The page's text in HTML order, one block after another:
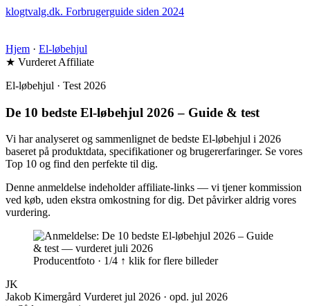
klogtvalg.dk. Forbrugerguide siden 2024
Hjem · El-løbehjul
★ Vurderet Affiliate
El-løbehjul · Test 2026
De 10 bedste El-løbehjul 2026 – Guide & test
Vi har analyseret og sammenlignet de bedste El-løbehjul i 2026
baseret på produktdata, specifikationer og brugererfaringer. Se vores
Top 10 og find den perfekte til dig.
Denne anmeldelse indeholder affiliate-links — vi tjener kommission
ved køb, uden ekstra omkostning for dig. Det påvirker aldrig vores
vurdering.
Producentfoto · 1/4 ↑ klik for flere billeder
JK
Jakob Kimergård Vurderet jul 2026 · opd. jul 2026